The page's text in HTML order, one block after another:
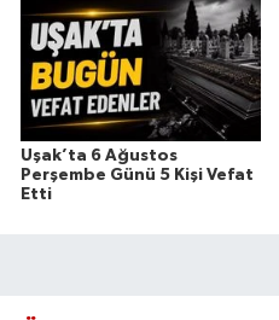
Uşak’ta 6 Ağustos
Perşembe Günü 5 Kişi Vefat
Etti